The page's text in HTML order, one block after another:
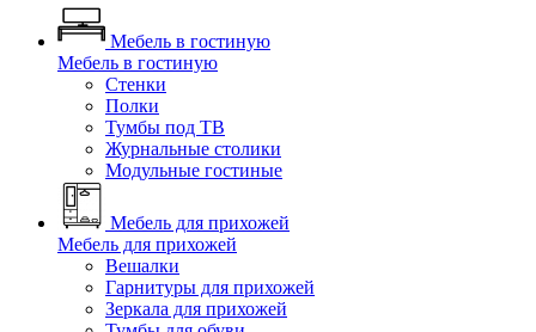
Мебель в гостиную
Мебель в гостиную
Стенки
Полки
Тумбы под ТВ
Журнальные столики
Модульные гостиные
Мебель для прихожей
Мебель для прихожей
Вешалки
Гарнитуры для прихожей
Зеркала для прихожей